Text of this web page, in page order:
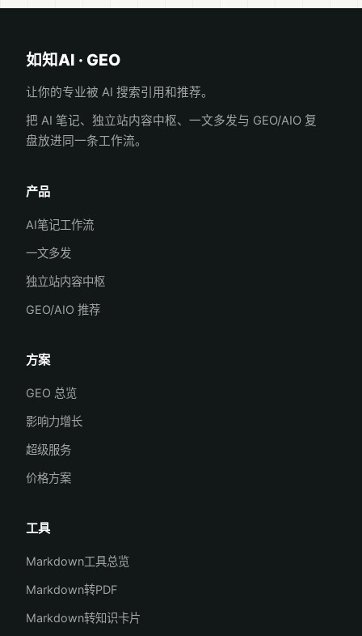
如知AI · GEO
让你的专业被 AI 搜索引用和推荐。
把 AI 笔记、独立站内容中枢、一文多发与 GEO/AIO 复
盘放进同一条工作流。
产品
AI笔记工作流
一文多发
独立站内容中枢
GEO/AIO 推荐
方案
GEO 总览
影响力增长
超级服务
价格方案
工具
Markdown工具总览
Markdown转PDF
Markdown转知识卡片